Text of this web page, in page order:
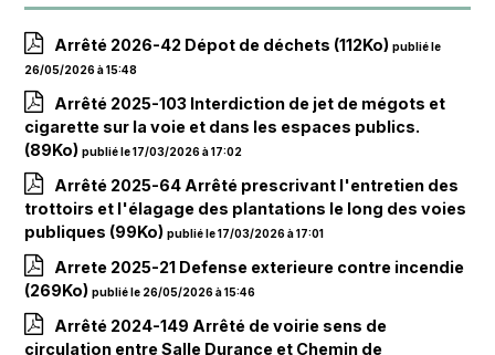
Arrêté 2026-42 Dépot de déchets (112Ko)publié le
26/05/2026 à 15:48
Arrêté 2025-103 Interdiction de jet de mégots et
cigarette sur la voie et dans les espaces publics.
(89Ko)publié le 17/03/2026 à 17:02
Arrêté 2025-64 Arrêté prescrivant l'entretien des
trottoirs et l'élagage des plantations le long des voies
publiques (99Ko)publié le 17/03/2026 à 17:01
Arrete 2025-21 Defense exterieure contre incendie
(269Ko)publié le 26/05/2026 à 15:46
Arrêté 2024-149 Arrêté de voirie sens de
circulation entre Salle Durance et Chemin de